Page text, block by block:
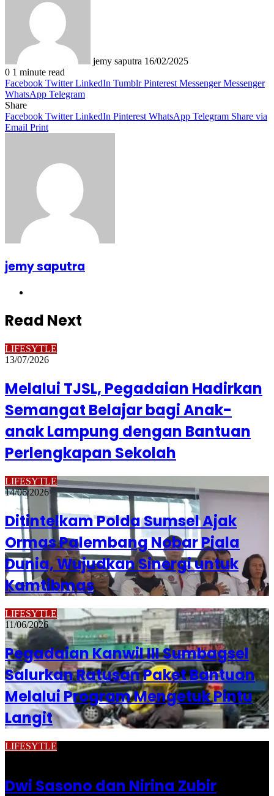
jemy saputra 16/02/2025
0 1 minute read
Facebook Twitter LinkedIn Tumblr Pinterest Messenger Messenger
WhatsApp Telegram
Share
Facebook Twitter LinkedIn Pinterest WhatsApp Telegram Share via
Email Print
jemy saputra
Read Next
LIFESYTLE
13/07/2026
Melalui TJSL, Pegadaian Hadirkan
Semangat Belajar bagi Anak-
anak Lampung dengan Bantuan
Perlengkapan Sekolah
LIFESYTLE
14/06/2026
Ditintelkam Polda Sumsel Ajak
Ormas Palembang Nobar Piala
Dunia, Wujudkan Sinergi untuk
Kamtibmas
LIFESYTLE
11/06/2026
Pegadaian Kanwil III Sumbagsel
Salurkan Ratusan Paket Bantuan
Melalui Program Mengetuk Pintu
Langit
LIFESYTLE
Dwi Sasono dan Nirina Zubir